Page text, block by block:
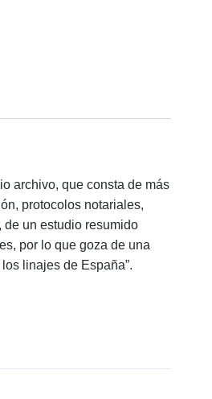
archivo, que consta de más
protocolos notariales,
un estudio resumido
por lo que goza de una
linajes de España”.